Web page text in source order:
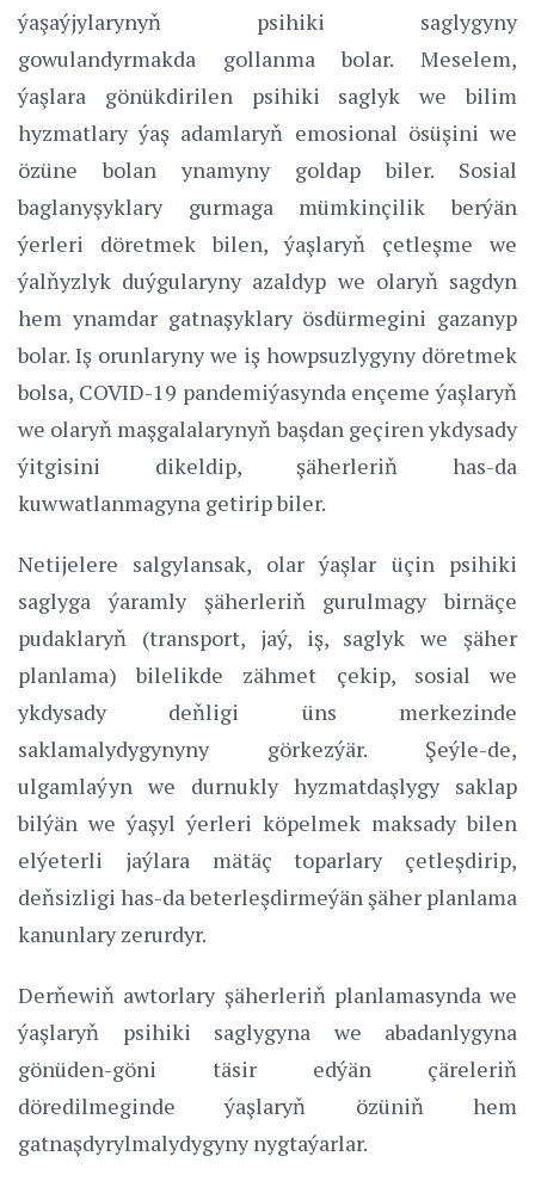
ýaşaýjylarynyň psihiki saglygyny
gowulandyrmakda gollanma bolar. Meselem,
ýaşlara gönükdirilen psihiki saglyk we bilim
hyzmatlary ýaş adamlaryň emosional ösüşini we
özüne bolan ynamyny goldap biler. Sosial
baglanyşyklary gurmaga mümkinçilik berýän
ýerleri döretmek bilen, ýaşlaryň çetleşme we
ýalňyzlyk duýgularyny azaldyp we olaryň sagdyn
hem ynamdar gatnaşyklary ösdürmegini gazanyp
bolar. Iş orunlaryny we iş howpsuzlygyny döretmek
bolsa, COVID-19 pandemiýasynda ençeme ýaşlaryň
we olaryň maşgalalarynyň başdan geçiren ykdysady
ýitgisini dikeldip, şäherleriň has-da
kuwwatlanmagyna getirip biler.
Netijelere salgylansak, olar ýaşlar üçin psihiki
saglyga ýaramly şäherleriň gurulmagy birnäçe
pudaklaryň (transport, jaý, iş, saglyk we şäher
planlama) bilelikde zähmet çekip, sosial we
ykdysady deňligi üns merkezinde
saklamalydygynyny görkezýär. Şeýle-de,
ulgamlaýyn we durnukly hyzmatdaşlygy saklap
bilýän we ýaşyl ýerleri köpelmek maksady bilen
elýeterli jaýlara mätäç toparlary çetleşdirip,
deňsizligi has-da beterleşdirmeýän şäher planlama
kanunlary zerurdyr.
Derňewiň awtorlary şäherleriň planlamasynda we
ýaşlaryň psihiki saglygyna we abadanlygyna
gönüden-göni täsir edýän çäreleriň
döredilmeginde ýaşlaryň özüniň hem
gatnaşdyrylmalydygyny nygtaýarlar.